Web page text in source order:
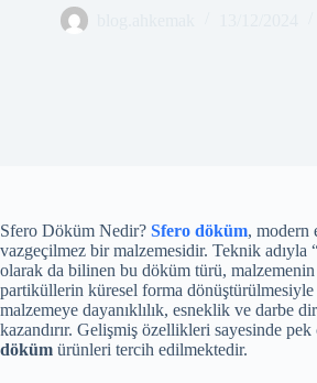
Sfero Döküm Nedir? Sfero döküm, modern
vazgeçilmez bir malzemesidir. Teknik adıyla
olarak da bilinen bu döküm türü, malzemenin
partiküllerin küresel forma
malzemeye dayanıklılık, esneklik ve darbe
kazandırır. Gelişmiş özellikleri sayesinde
döküm ürünleri tercih edilmektedir.